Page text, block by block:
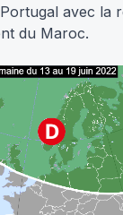
avec la
du Maroc.